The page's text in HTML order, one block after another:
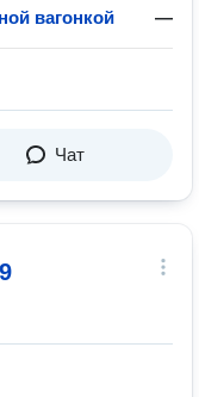
вагонкой —
Чат